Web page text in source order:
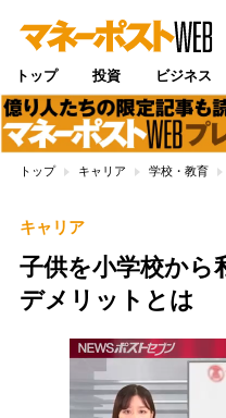
トップ 投資 ビジネス
トップ キャリア 学校・教育
キャリア
子供を小学校から
デメリットとは